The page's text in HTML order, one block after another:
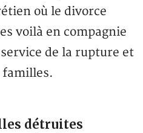
où le divorce
voilà en compagnie
de la rupture et
familles.
détruites